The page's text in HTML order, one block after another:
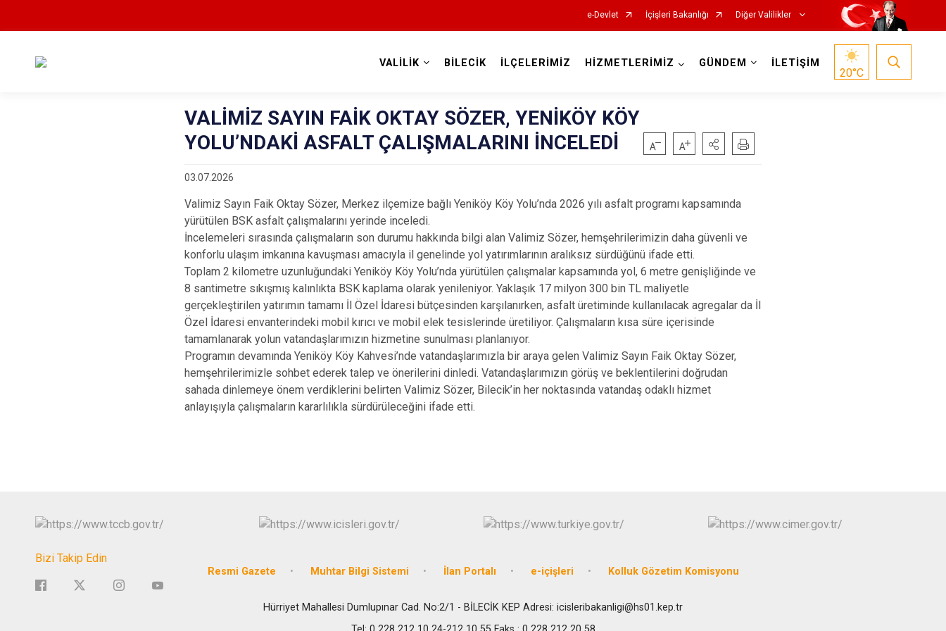
e-Devlet İçişleri Bakanlığı Diğer Valilikler
VALİLİK BİLECİK İLÇELERİMİZ HİZMETLERİMİZ GÜNDEM İLETİŞİM
20°C
VALİMİZ SAYIN FAİK OKTAY SÖZER, YENİKÖY KÖY
YOLU’NDAKİ ASFALT ÇALIŞMALARINI İNCELEDİ
03.07.2026
Valimiz Sayın Faik Oktay Sözer, Merkez ilçemize bağlı Yeniköy Köy Yolu’nda 2026 yılı asfalt programı kapsamında
yürütülen BSK asfalt çalışmalarını yerinde inceledi.
İncelemeleri sırasında çalışmaların son durumu hakkında bilgi alan Valimiz Sözer, hemşehrilerimizin daha güvenli ve
konforlu ulaşım imkanına kavuşması amacıyla il genelinde yol yatırımlarının aralıksız sürdüğünü ifade etti.
Toplam 2 kilometre uzunluğundaki Yeniköy Köy Yolu’nda yürütülen çalışmalar kapsamında yol, 6 metre genişliğinde ve
8 santimetre sıkışmış kalınlıkta BSK kaplama olarak yenileniyor. Yaklaşık 17 milyon 300 bin TL maliyetle
gerçekleştirilen yatırımın tamamı İl Özel İdaresi bütçesinden karşılanırken, asfalt üretiminde kullanılacak agregalar da İl
Özel İdaresi envanterindeki mobil kırıcı ve mobil elek tesislerinde üretiliyor. Çalışmaların kısa süre içerisinde
tamamlanarak yolun vatandaşlarımızın hizmetine sunulması planlanıyor.
Programın devamında Yeniköy Köy Kahvesi’nde vatandaşlarımızla bir araya gelen Valimiz Sayın Faik Oktay Sözer,
hemşehrilerimizle sohbet ederek talep ve önerilerini dinledi. Vatandaşlarımızın görüş ve beklentilerini doğrudan
sahada dinlemeye önem verdiklerini belirten Valimiz Sözer, Bilecik’in her noktasında vatandaş odaklı hizmet
anlayışıyla çalışmaların kararlılıkla sürdürüleceğini ifade etti.
Bizi Takip Edin
Resmi Gazete Muhtar Bilgi Sistemi İlan Portalı e-içişleri Kolluk Gözetim Komisyonu
Hürriyet Mahallesi Dumlupınar Cad. No:2/1 - BİLECİK KEP Adresi: icisleribakanligi@hs01.kep.tr